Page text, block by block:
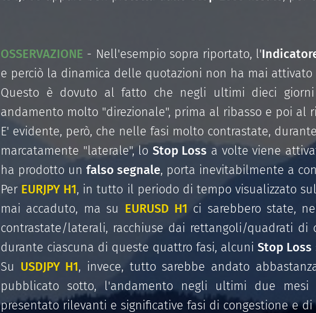
OSSERVAZIONE - Nell'esempio sopra riportato, l'
e perciò la dinamica delle quotazioni non ha mai attivato
Questo è dovuto al fatto che negli ultimi dieci
andamento molto "direzionale", prima al ribasso e poi al
E' evidente, però, che nelle fasi molto contrastate,
marcatamente "laterale", lo Stop Loss a volte viene
ha prodotto un falso segnale, porta inevitabilmente a
Per EURJPY H1, in tutto il periodo di tempo visualizzato
mai accaduto, ma su EURUSD H1 ci sarebbero state,
contrastate/laterali, racchiuse dai rettangoli/quadrati di
durante ciascuna di queste quattro fasi, alcuni Stop Loss
Su USDJPY H1, invece, tutto sarebbe andato
pubblicato sotto, l'andamento negli ultimi due
presentato rilevanti e significative fasi di congestione e